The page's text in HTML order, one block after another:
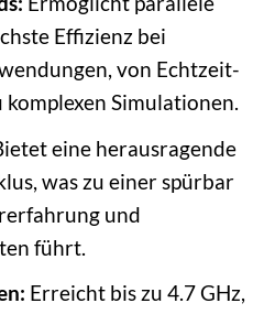
Effizienz bei
von Echtzeit-
Simulationen.
eine herausragende
was zu einer spürbar
und
führt.
Erreicht bis zu 4.7 GHz,